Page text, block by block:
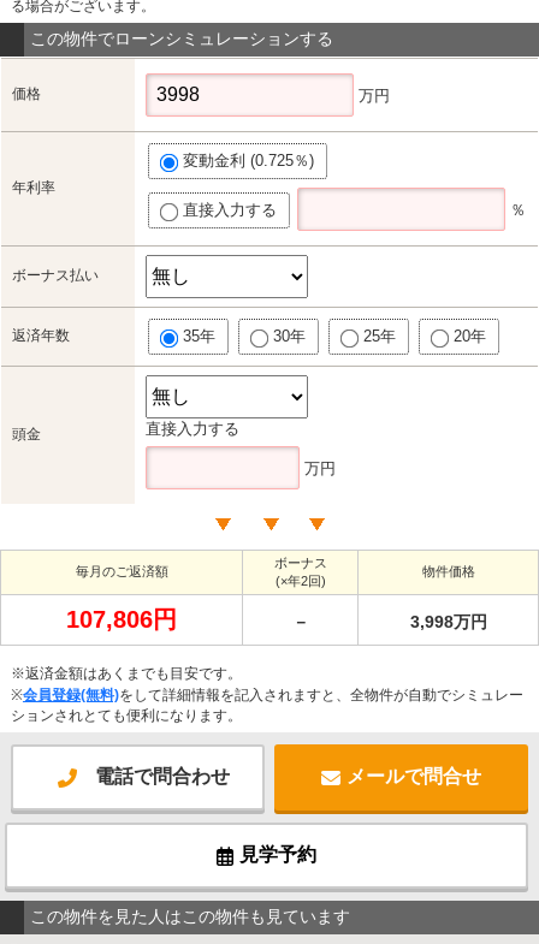
る場合がございます。
この物件でローンシミュレーションする
価格 万円
年利率
変動金利 (0.725％)
直接入力する ％
ボーナス払い
返済年数 35年 30年 25年 20年
頭金 直接入力する
万円
毎月のご返済額
ボーナス
(×年2回)
物件価格
107,806円 － 3,998万円
※返済金額はあくまでも目安です。
※会員登録(無料)をして詳細情報を記入されますと、全物件が自動でシミュレー
ションされとても便利になります。
電話で問合わせ メールで問合せ
見学予約
この物件を見た人はこの物件も見ています